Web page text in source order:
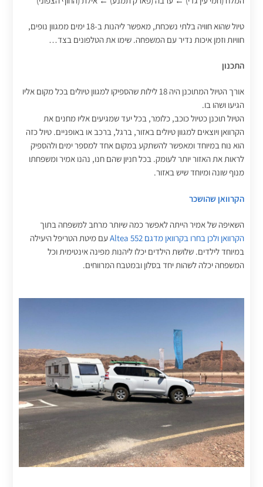
טיול שהוא חוויה בלתי נשכחת, מאפשר ליהנות ב-18 ימים ממגוון נופים,
חוויות וזמן איכות נדיר עם המשפחה. שימו את הטלפונים בצד…
התכנון
אורך הטיול המתוכנן היה 18 לילות שהספיקו למגוון טיולים בכל מקום אליו
הגיעו ושהו בו.
הטיול תוכנן כטיול כוכב, כלומר, בכל יעד שמגיעים אליו מחנים את
הקרוואן ויוצאים למגוון טיולים באזור, ברגל, ברכב או באופניים. טיול כזה
הוא נוח במיוחד ומאפשר להשתקע במקום אחד למספר ימים ולהספיק
לראות את האזור יותר לעומק. בכל חניון שהם חנו, נהנו אמיר ומשפחתו
מנוף שונה ומיוחד שיש באזור.
הקרוואן שהושכר
השאיפה של אמיר הייתה לאפשר כמה שיותר מרחב למשפחה בתוך
הקרוואן ולכן בחרו בקרוואן מדגם Altea 552
עם מיטת הטריפל היעילה
במיוחד לילדים. שלושת הילדים יכלו ליהנות מפינה אינטימית וכל
המשפחה יכלה לשהות יחד בסלון ובמטבח המרווחים.